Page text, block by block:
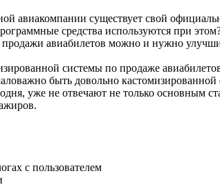
существует свой
средства используются при
авиабилетов можно и нужно
системы по продаже
быть довольно кастомизированной
уже не отвечают не только
с пользователем